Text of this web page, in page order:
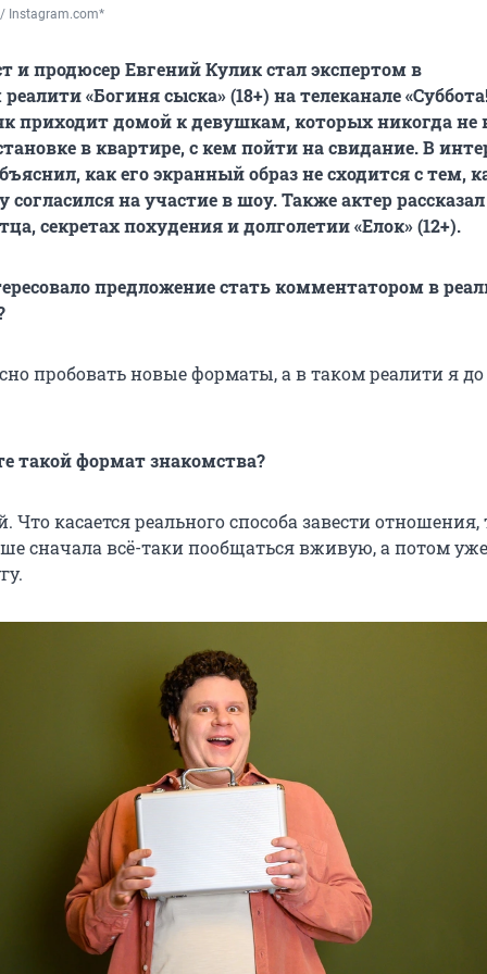
Instagram.com*
и продюсер Евгений Кулик стал экспертом в
«Богиня сыска» (18+) на телеканале
приходит домой к девушкам, которых никогда не
в квартире, с кем пойти на свидание. В
как его экранный образ не сходится с тем,
на участие в шоу. Также актер
секретах похудения и долголетии «Елок» (12+).
предложение стать комментатором в
пробовать новые форматы, а в таком реалити я до
такой формат знакомства?
Что касается реального способа завести отношения,
сначала всё-таки пообщаться вживую, а потом